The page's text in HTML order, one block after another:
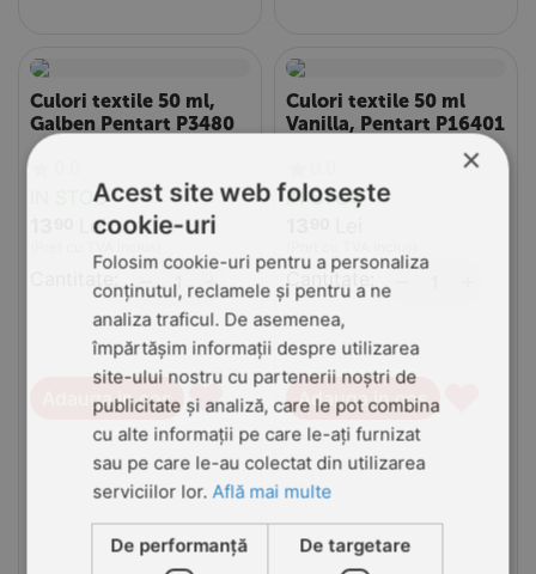
Culori textile 50 ml,
Galben Pentart P3480
IN STOC
Lei
+
−
Adauga in cos ♥
Culori textile 50 ml
Vanilla, Pentart P16401
IN STOC
Cantitate:
Adauga in cos
×
Acest site web folosește
cookie-uri
Folosim cookie-uri pentru a personaliza
conținutul, reclamele și pentru a ne
analiza traficul. De asemenea,
împărtășim informații despre utilizarea
site-ului nostru cu partenerii noștri de
publicitate și analiză, care le pot combina
cu alte informații pe care le-ați furnizat
sau pe care le-au colectat din utilizarea
serviciilor lor.Află mai multe
De performanță De targetare